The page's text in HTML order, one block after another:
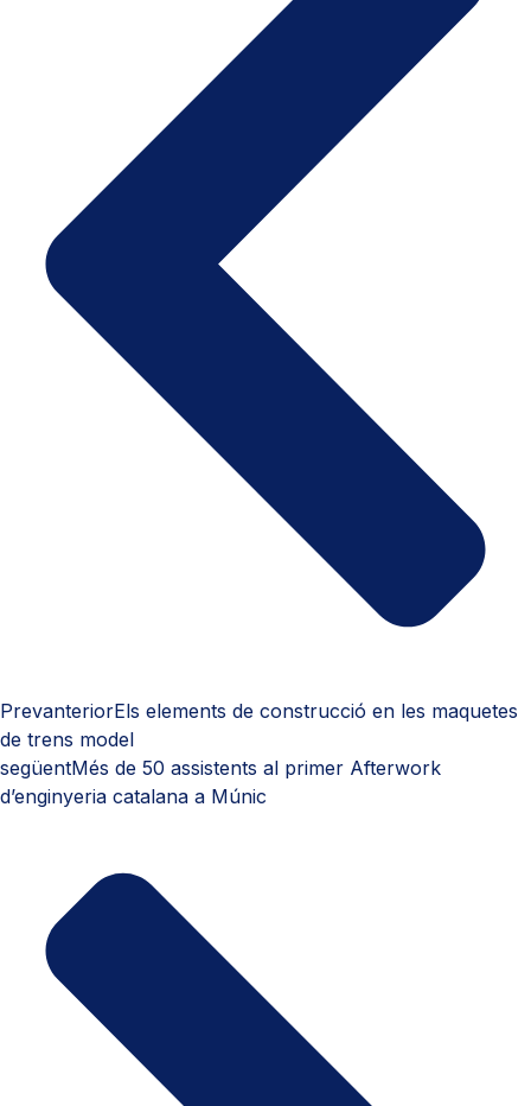
PrevanteriorEls elements de construcció en les maquetes
de trens model
següentMés de 50 assistents al primer Afterwork
d’enginyeria catalana a Múnic